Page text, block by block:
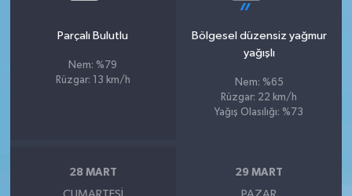
Parçalı Bulutlu
Nem: %79
Rüzgar: 13 km/h
Bölgesel düzensiz yağmur
yağışlı
Nem: %65
Rüzgar: 22 km/h
Yağış Olasılığı: %73
28 MART
CUMARTESI
29 MART
PAZAR